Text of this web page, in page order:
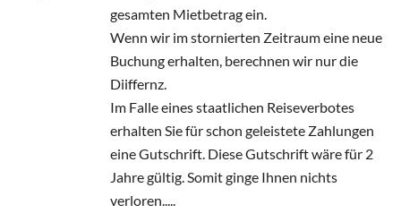
gesamten Mietbetrag ein.
Wenn wir im stornierten Zeitraum eine neue
Buchung erhalten, berechnen wir nur die
Diiffernz.
Im Falle eines staatlichen Reiseverbotes
erhalten Sie für schon geleistete Zahlungen
eine Gutschrift. Diese Gutschrift wäre für 2
Jahre gültig. Somit ginge Ihnen nichts
verloren.....